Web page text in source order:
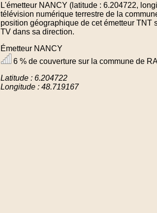
L'émetteur NANCY (latitude : 6.204722,
télévision numérique terrestre de la
position géographique de cet émetteur TNT
TV dans sa direction.
Émetteur NANCY
6 % de couverture sur la commune de
Latitude : 6.204722
Longitude : 48.719167